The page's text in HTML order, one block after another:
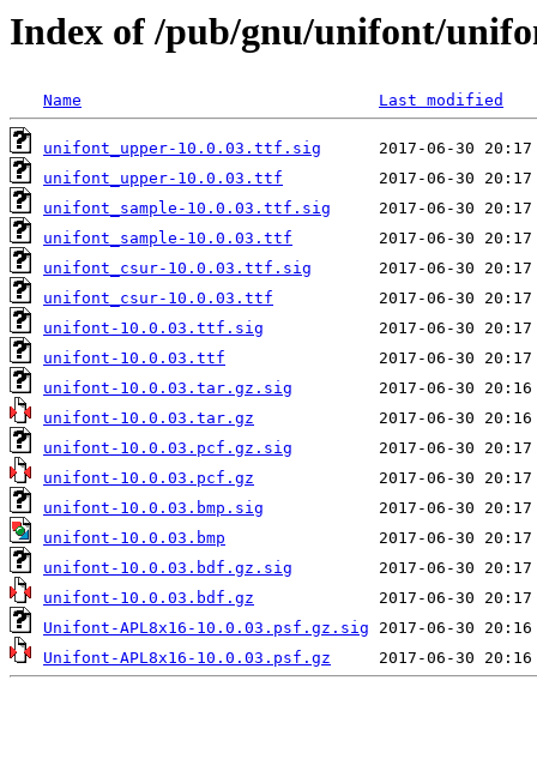
Index of /pub/gnu/unifont/
Name Last modified
unifont_upper-10.0.03.ttf.sig
unifont_upper-10.0.03.ttf
unifont_sample-10.0.03.ttf.sig
unifont_sample-10.0.03.ttf
unifont_csur-10.0.03.ttf.sig
unifont_csur-10.0.03.ttf
unifont-10.0.03.ttf.sig
unifont-10.0.03.ttf
unifont-10.0.03.tar.gz.sig
unifont-10.0.03.tar.gz
unifont-10.0.03.pcf.gz.sig
unifont-10.0.03.pcf.gz
unifont-10.0.03.bmp.sig
unifont-10.0.03.bmp
unifont-10.0.03.bdf.gz.sig
unifont-10.0.03.bdf.gz
Unifont-APL8x16-10.0.03.psf.gz.sig
Unifont-APL8x16-10.0.03.psf.gz